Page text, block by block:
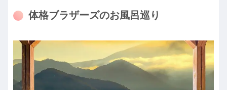
体格ブラザーズのお風呂巡り